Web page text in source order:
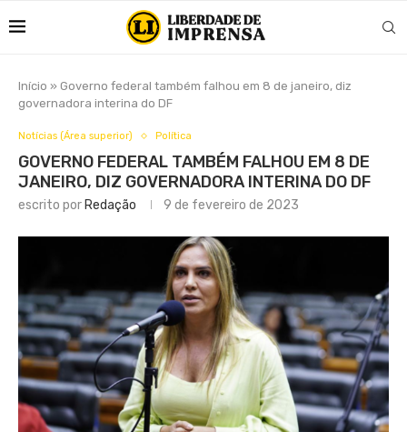
Início » Governo federal também falhou em 8 de janeiro, diz
governadora interina do DF
Notícias (Área superior) Política
GOVERNO FEDERAL TAMBÉM FALHOU EM 8 DE
JANEIRO, DIZ GOVERNADORA INTERINA DO DF
escrito por Redação 9 de fevereiro de 2023